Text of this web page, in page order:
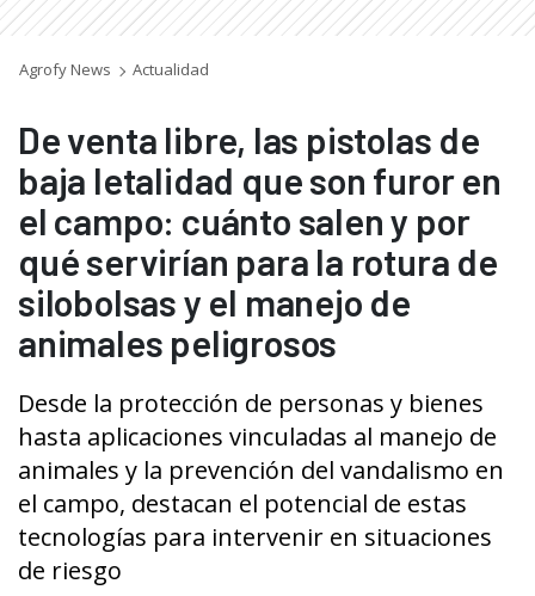
Agrofy News Actualidad
De venta libre, las pistolas de
baja letalidad que son furor en
el campo: cuánto salen y por
qué servirían para la rotura de
silobolsas y el manejo de
animales peligrosos
Desde la protección de personas y bienes
hasta aplicaciones vinculadas al manejo de
animales y la prevención del vandalismo en
el campo, destacan el potencial de estas
tecnologías para intervenir en situaciones
de riesgo